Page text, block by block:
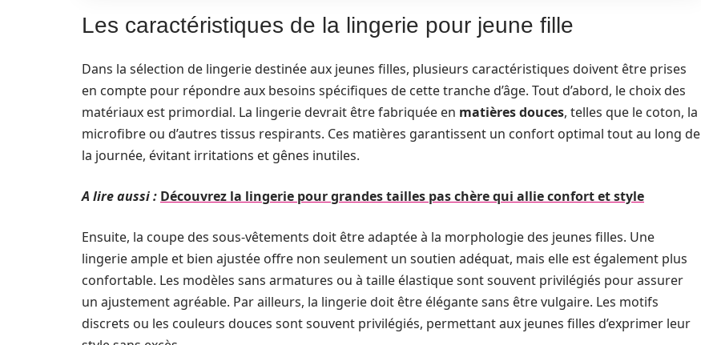
Les caractéristiques de la lingerie pour jeune fille
Dans la sélection de lingerie destinée aux jeunes filles, plusieurs caractéristiques doivent être prises
en compte pour répondre aux besoins spécifiques de cette tranche d’âge. Tout d’abord, le choix des
matériaux est primordial. La lingerie devrait être fabriquée en matières douces, telles que le coton, la
microfibre ou d’autres tissus respirants. Ces matières garantissent un confort optimal tout au long de
la journée, évitant irritations et gênes inutiles.
A lire aussi : Découvrez la lingerie pour grandes tailles pas chère qui allie confort et style
Ensuite, la coupe des sous-vêtements doit être adaptée à la morphologie des jeunes filles. Une
lingerie ample et bien ajustée offre non seulement un soutien adéquat, mais elle est également plus
confortable. Les modèles sans armatures ou à taille élastique sont souvent privilégiés pour assurer
un ajustement agréable. Par ailleurs, la lingerie doit être élégante sans être vulgaire. Les motifs
discrets ou les couleurs douces sont souvent privilégiés, permettant aux jeunes filles d’exprimer leur